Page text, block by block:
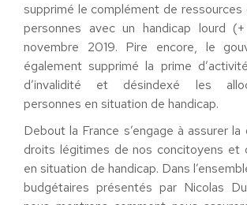
supprimé le complément de ressources
personnes avec un handicap lourd
novembre 2019. Pire encore, le
également supprimé la prime
d’invalidité et désindexé les
personnes en situation de handicap.
Debout la France s’engage à assurer
droits légitimes de nos concitoyens et
en situation de handicap. Dans
budgétaires présentés par Nicolas